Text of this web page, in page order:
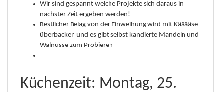
Wir sind gespannt welche Projekte sich daraus in
nächster Zeit ergeben werden!
Restlicher Belag von der Einweihung wird mit Kääääse
überbacken und es gibt selbst kandierte Mandeln und
Walnüsse zum Probieren
Küchenzeit: Montag, 25.